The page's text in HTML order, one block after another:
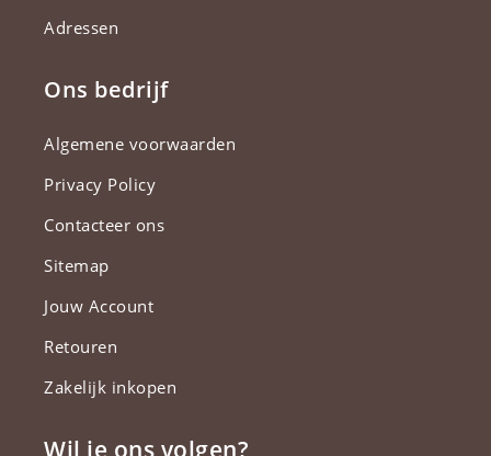
Adressen
Ons bedrijf
Algemene voorwaarden
Privacy Policy
Contacteer ons
Sitemap
Jouw Account
Retouren
Zakelijk inkopen
Wil je ons volgen?